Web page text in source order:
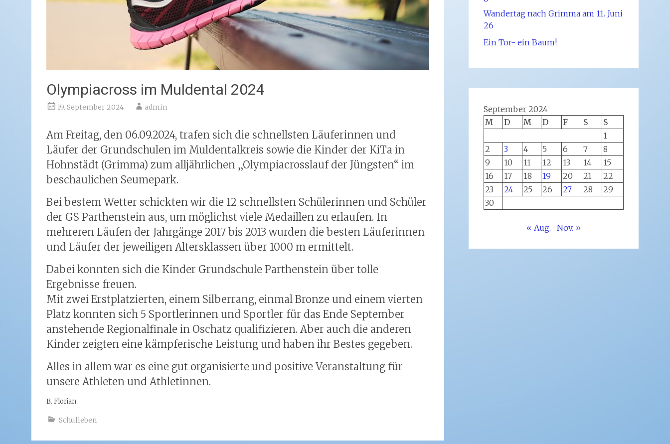
Olympiacross im Muldental 2024
19. September 2024 admin
Am Freitag, den 06.09.2024, trafen sich die schnellsten Läuferinnen und
Läufer der Grundschulen im Muldentalkreis sowie die Kinder der KiTa in
Hohnstädt (Grimma) zum alljährlichen „Olympiacrosslauf der Jüngsten“ im
beschaulichen Seumepark.
Bei bestem Wetter schickten wir die 12 schnellsten Schülerinnen und Schüler
der GS Parthenstein aus, um möglichst viele Medaillen zu erlaufen. In
mehreren Läufen der Jahrgänge 2017 bis 2013 wurden die besten Läuferinnen
und Läufer der jeweiligen Altersklassen über 1000 m ermittelt.
Dabei konnten sich die Kinder Grundschule Parthenstein über tolle
Ergebnisse freuen.
Mit zwei Erstplatzierten, einem Silberrang, einmal Bronze und einem vierten
Platz konnten sich 5 Sportlerinnen und Sportler für das Ende September
anstehende Regionalfinale in Oschatz qualifizieren. Aber auch die anderen
Kinder zeigten eine kämpferische Leistung und haben ihr Bestes gegeben.
Alles in allem war es eine gut organisierte und positive Veranstaltung für
unsere Athleten und Athletinnen.
B. Florian
Schulleben
Wandertag nach Grimma am 11. Juni
26
Ein Tor- ein Baum!
September 2024
M
D M D F S
S
1
2
3 4 5 6 7
8
9
10 11 12 13 14
15
16
17 18 19 20 21
22
23
24 25 26 27 28
29
30
« Aug. Nov. »